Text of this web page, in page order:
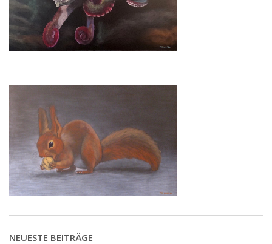
NEUESTE BEITRÄGE